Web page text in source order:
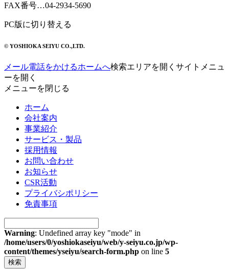
FAX番号…04-2934-5690
PC版に切り替える
© YOSHIOKA SEIYU CO.,LTD.
メール電話をかけるホームへ検索エリアを開く サイトメニュ
ーを開く
メニューを閉じる
ホーム
会社案内
事業紹介
サービス・製品
採用情報
お問い合わせ
お知らせ
CSR活動
プライバシポリシー
免責事項
Warning: Undefined array key "mode" in
/home/users/0/yoshiokaseiyu/web/y-seiyu.co.jp/wp-
content/themes/yseiyu/search-form.php on line 5